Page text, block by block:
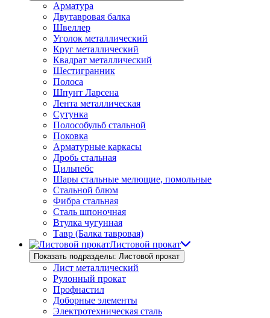
Арматура
Двутавровая балка
Швеллер
Уголок металлический
Круг металлический
Квадрат металлический
Шестигранник
Полоса
Шпунт Ларсена
Лента металлическая
Сутунка
Полособульб стальной
Поковка
Арматурные каркасы
Дробь стальная
Цильпебс
Шары стальные мелющие, помольные
Стальной блюм
Фибра стальная
Сталь шпоночная
Втулка чугунная
Тавр (Балка тавровая)
Листовой прокат
Показать подразделы: Листовой прокат
Лист металлический
Рулонный прокат
Профнастил
Доборные элементы
Электротехническая сталь